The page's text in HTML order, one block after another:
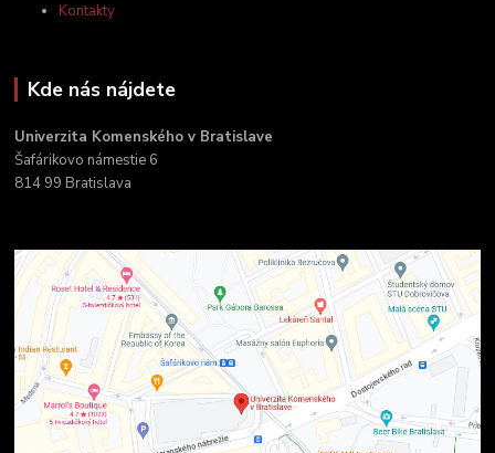
Kontakty
Kde nás nájdete
Univerzita Komenského v Bratislave
Šafárikovo námestie 6
814 99 Bratislava